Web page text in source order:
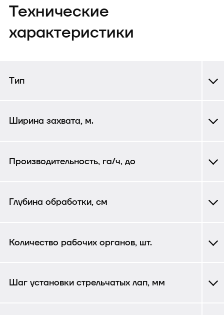
Технические
характеристики
Тип
Ширина захвата, м.
Производительность, га/ч, до
Глубина обработки, см
Количество рабочих органов, шт.
Шаг установки стрельчатых лап, мм